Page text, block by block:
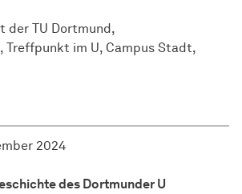
der TU Dortmund,
Treffpunkt im U, Campus Stadt,
2024
des Dortmunder U